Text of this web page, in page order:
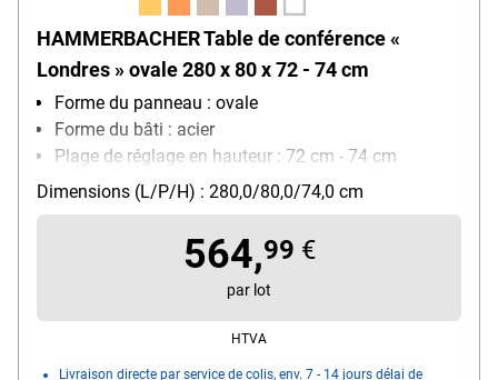
HAMMERBACHER Table de conférence «
Londres » ovale 280 x 80 x 72 - 74 cm
Forme du panneau : ovale
Forme du bâti : acier
Plage de réglage en hauteur : 72 cm - 74 cm
Dimensions (L/P/H) : 280,0/80,0/74,0 cm
564,99 €
par lot
HTVA
Livraison directe par service de colis, env. 7 - 14 jours délai de